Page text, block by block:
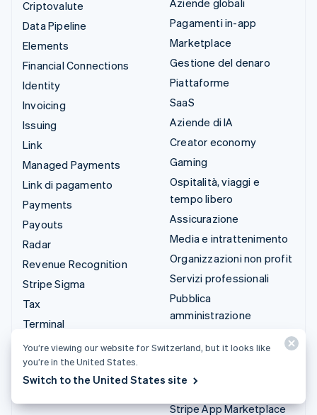
Criptovalute
Data Pipeline
Elements
Financial Connections
Identity
Invoicing
Issuing
Link
Managed Payments
Link di pagamento
Payments
Payouts
Radar
Revenue Recognition
Stripe Sigma
Tax
Terminal
Treasury
Pagamenti in-app
Marketplace
Gestione del denaro
Piattaforme
SaaS
Aziende di IA
Creator economy
Gaming
Ospitalità, viaggi e
tempo libero
Assicurazione
Media e intrattenimento
Organizzazioni non profit
Servizi professionali
Pubblica
amministrazione
personalizzate
Stripe App Marketplace
You’re viewing our website for Switzerland, but it looks like
you’re in the United States.
Switch to the United States site